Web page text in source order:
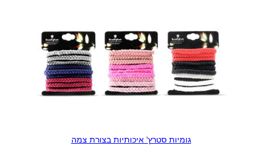
גומיות סטרץ' איכותיות בצורת צמה